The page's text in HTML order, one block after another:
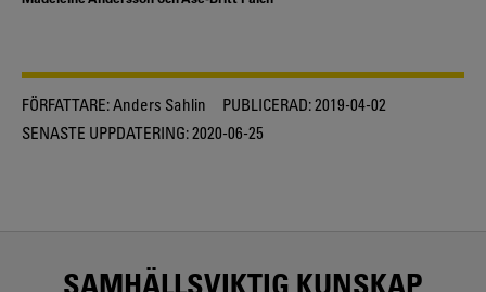
FÖRFATTARE:Anders Sahlin PUBLICERAD:2019-04-02
SENASTE UPPDATERING:2020-06-25
SAMHÄLLSVIKTIG KUNSKAP